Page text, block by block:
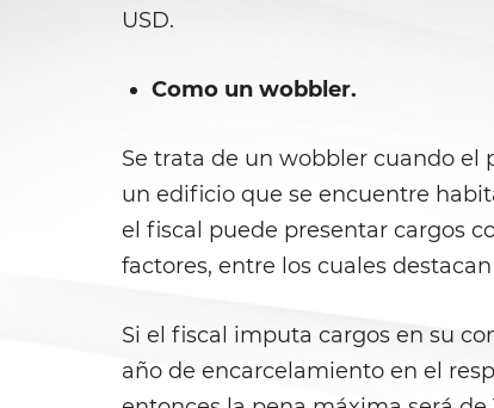
USD.
Como un wobbler.
Se trata de un wobbler cuando el
un edificio que se encuentre
el fiscal puede presentar cargos
factores, entre los cuales
Si el fiscal imputa cargos en su
año de encarcelamiento en el